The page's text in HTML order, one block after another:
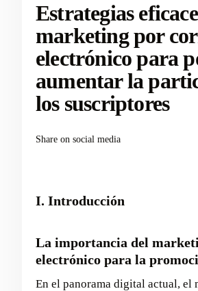
Estrategias
marketing por
electrónico para
aumentar la
los suscriptores
Share on social media
I. Introducción
La importancia del
electrónico para la
En el panorama digital actual, el